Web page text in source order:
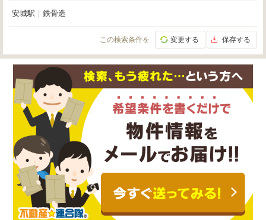
安城駅 鉄骨造
この検索条件を 変更する 保存する